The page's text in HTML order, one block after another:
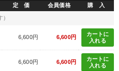
定 価 会員価格 購 入
6,600円 6,600円
カートに
入れる
6,600円 6,600円
カートに
入れる